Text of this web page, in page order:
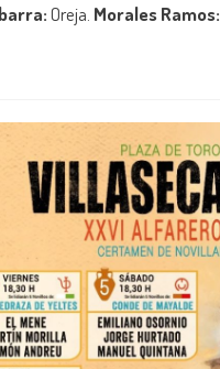
Oreja. Morales Ramos: